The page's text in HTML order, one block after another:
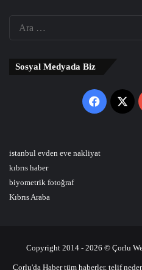
Sosyal Medyada Biz
Facebook
X
istanbul evden eve nakliyat
kıbrıs haber
biyometrik fotoğraf
Kıbrıs Araba
Copyright 2014 - 2026 © Çorlu
Çorlu'da Haber tüm haberler, telif